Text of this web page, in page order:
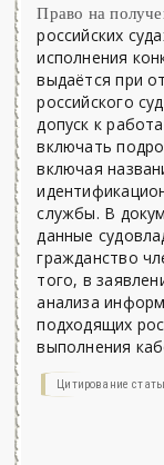
Право на
российских
исполнения
выдаётся при
российского
допуск к
включать
включая
службы. В
данные
гражданство
того, в
анализа
подходящих
выполнения
Цитирование